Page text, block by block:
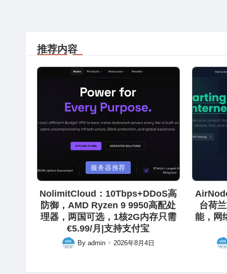
推荐内容
Posted
in
服务器推荐
NolimitCloud：10Tbps+DDoS高
防御，AMD Ryzen 9 9950高配处
理器，两国可选，1核2G内存只需
€5.99/月|支持支付宝
Posted
By admin 2026年8月4日
in
台荷
能，网